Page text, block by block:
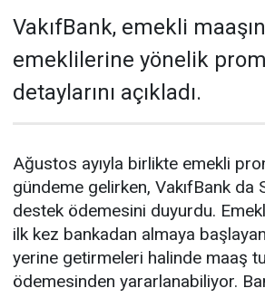
VakıfBank, emekli
emeklilerine yönelik
detaylarını açıkladı.
Ağustos ayıyla birlikte emekli
gündeme gelirken, VakıfBank da
destek ödemesini duyurdu.
ilk kez bankadan almaya
yerine getirmeleri halinde maaş
ödemesinden yararlanabiliyor.